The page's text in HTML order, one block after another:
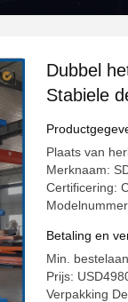
Dubbel
Stabiele
Plaats van
Merknaam:
Certificering:
Betaling en
Min.
Prijs:
Verpakking